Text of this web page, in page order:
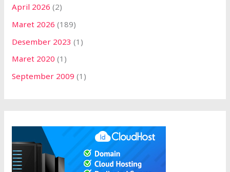
April 2026 (2)
Maret 2026 (189)
Desember 2023 (1)
Maret 2020 (1)
September 2009 (1)